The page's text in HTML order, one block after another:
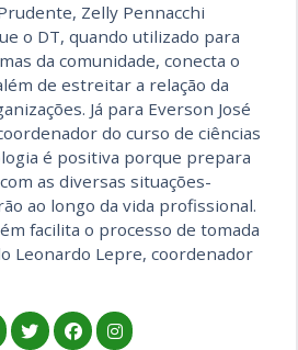
Zelly Pennacchi
o DT, quando utilizado para
da comunidade, conecta o
de estreitar a relação da
Já para Everson José
do curso de ciências
é positiva porque prepara
as diversas situações-
ao longo da vida profissional.
facilita o processo de tomada
Leonardo Lepre, coordenador